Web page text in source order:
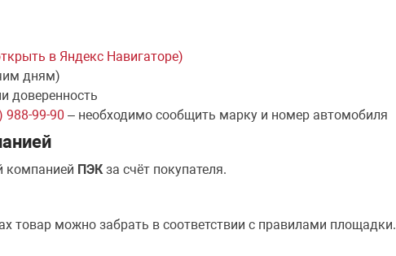
в Яндекс Навигаторе)
дням)
доверенность
988-99-90 – необходимо сообщить марку и номер автомобиля
компанией ПЭКза счёт покупателя.
товар можно забрать в соответствии с правилами площадки.